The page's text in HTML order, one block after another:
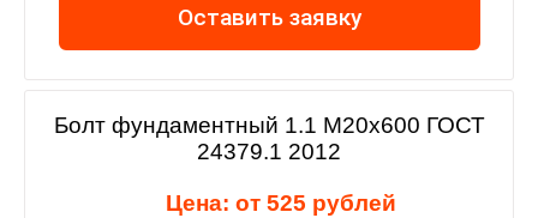
Оставить заявку
Болт фундаментный 1.1 М20х600 ГОСТ
24379.1 2012
Цена: от 525 рублей